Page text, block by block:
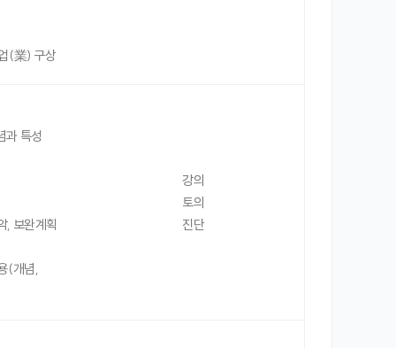
(業) 구상
과 특성
, 보완계획
(개념,
강의
토의
진단